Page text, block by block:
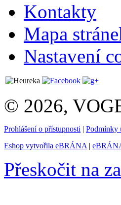
Kontakty
Mapa
Nastavení
© 2026,
Prohlášení o přístupnosti | Podmínky
Eshop vytvořila eBRÁNA |
Přeskočit na